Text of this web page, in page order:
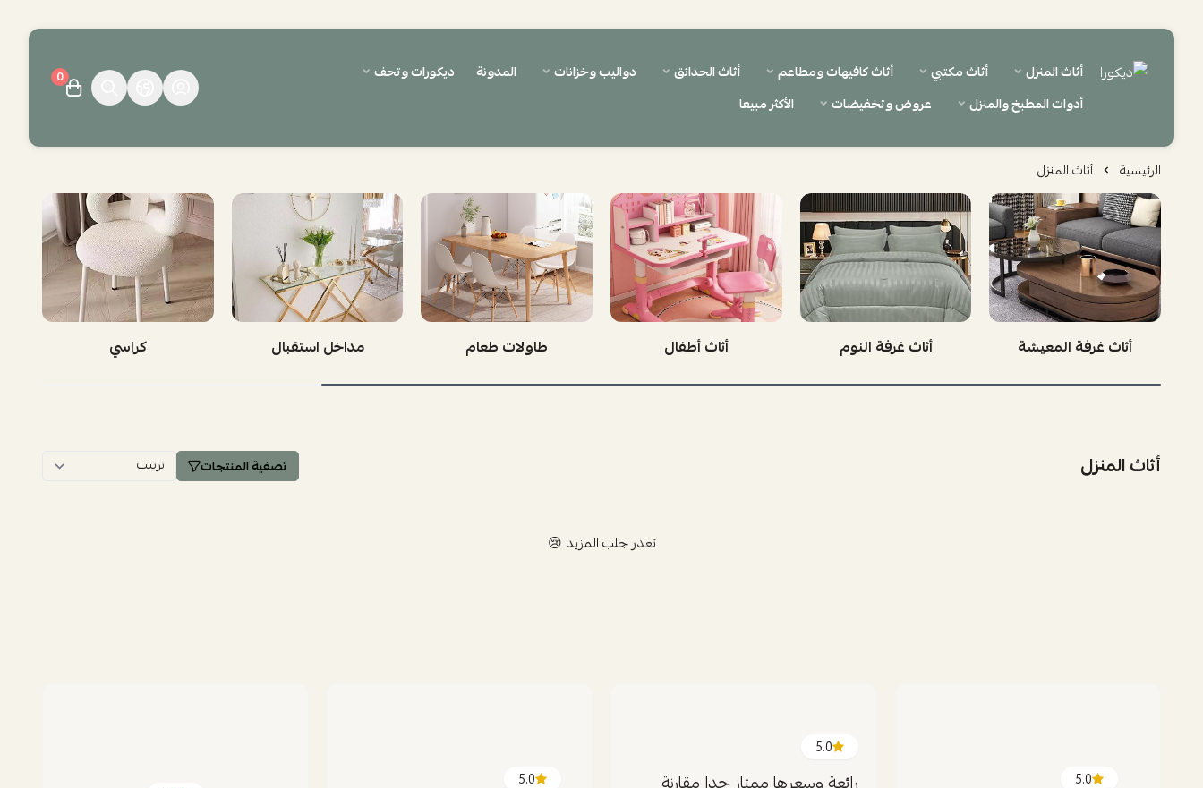
أثاث المنزل أثاث مكتبي أثاث كافيهات ومطاعم أثاث الحدائق دواليب وخزانات المدونة
ديكورات وتحف
أدوات المطبخ والمنزل
عروض وتخفيضات الأكثر مبيعا
0
الرئيسية أثاث المنزل
أثاث غرفة المعيشة أثاث غرفة النوم أثاث أطفال طاولات طعام مداخل استقبال كراسي
أثاث المنزل تصفية المنتجات
تعذر جلب المزيد 😢
5.0
5.0
5.0